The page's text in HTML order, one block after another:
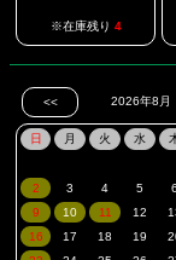
※在庫残り 4